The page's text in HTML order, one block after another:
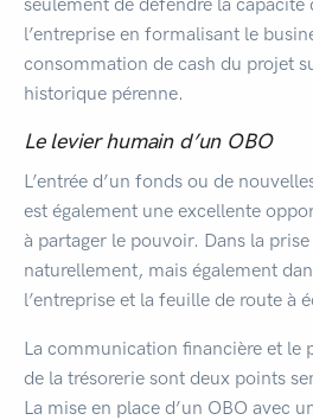
l’entreprise en formalisant le
consommation de cash du projet
historique pérenne.
Le levier humain d’un OBO
L’entrée d’un fonds ou de
est également une excellente
à partager le pouvoir. Dans la
naturellement, mais également
l’entreprise et la feuille de route à
La communication financière et le
de la trésorerie sont deux points
La mise en place d’un OBO avec